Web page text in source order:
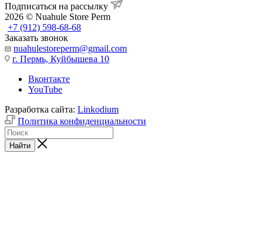
Подписаться на рассылку
2026 © Nuahule Store Perm
+7 (912) 598-68-68
Заказать звонок
nuahulestoreperm@gmail.com
г. Пермь, Куйбышева 10
Вконтакте
YouTube
Разработка сайта: Linkodium
Политика конфиденциальности
Найти